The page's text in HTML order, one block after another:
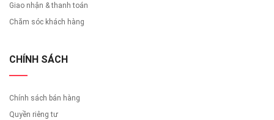
Giao nhận & thanh toán
Chăm sóc khách hàng
CHÍNH SÁCH
Chính sách bán hàng
Quyền riêng tư